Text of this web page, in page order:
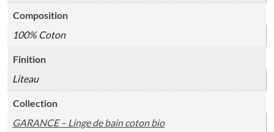
Composition
100% Coton
Finition
Liteau
Collection
GARANCE – Linge de bain coton bio